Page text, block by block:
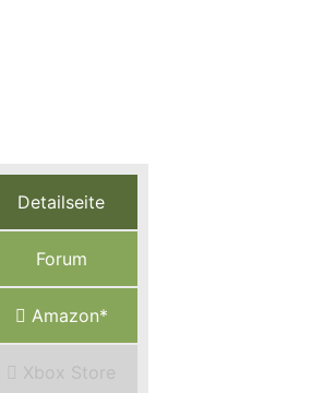
Detailseite
Forum
Amazon*
Xbox Store